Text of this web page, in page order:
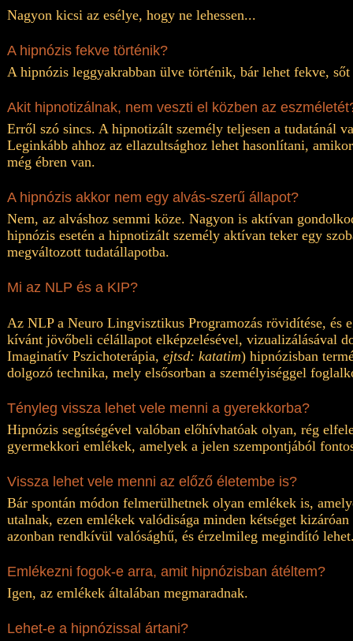
Nagyon kicsi az esélye, hogy ne lehessen...
A hipnózis fekve történik?
A hipnózis leggyakrabban ülve történik, bár lehet fekve,
Akit hipnotizálnak, nem veszti el közben az
Erről szó sincs. A hipnotizált személy teljesen a tudatánál
Leginkább ahhoz az ellazultsághoz lehet hasonlítani,
még ébren van.
A hipnózis akkor nem egy alvás-szerű állapot?
Nem, az alváshoz semmi köze. Nagyon is aktívan
hipnózis esetén a hipnotizált személy aktívan teker egy
megváltozott tudatállapotba.
Mi az NLP és a KIP?
Az NLP a Neuro Lingvisztikus Programozás rövidítése, és
kívánt jövőbeli célállapot elképzelésével, vizualizálásával
Imaginatív Pszichoterápia, ejtsd: katatim) hipnózisban
dolgozó technika, mely elsősorban a személyiséggel
Tényleg vissza lehet vele menni a gyerekkorba?
Hipnózis segítségével valóban előhívhatóak olyan, rég
gyermekkori emlékek, amelyek a jelen szempontjából
Vissza lehet vele menni az előző életembe is?
Bár spontán módon felmerülhetnek olyan emlékek is,
utalnak, ezen emlékek valódisága minden kétséget
azonban rendkívül valósághű, és érzelmileg megindító
Emlékezni fogok-e arra, amit hipnózisban átéltem?
Igen, az emlékek általában megmaradnak.
Lehet-e a hipnózissal ártani?